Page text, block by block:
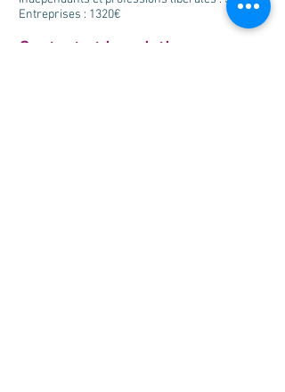
Entreprises : 1320€
Contact et inscriptions :